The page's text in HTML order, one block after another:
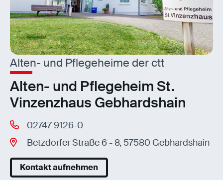
Alten- und Pflegeheim St.
Vinzenzhaus Gebhardshain
Alten- und Pflegeheime der ctt
02747 9126-0
Betzdorfer Straße 6 - 8, 57580 Gebhardshain
Kontakt aufnehmen